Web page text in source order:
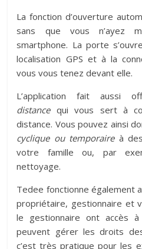
La fonction d’ouverture
sans que vous n’ayez
smartphone. La porte
localisation GPS et à la
vous vous tenez devant elle.
L’application fait aussi
distance qui vous sert à
distance. Vous pouvez ainsi
cyclique ou temporaire à
votre famille ou, par
nettoyage.
Tedee fonctionne également
propriétaire, gestionnaire et
le gestionnaire ont accès
peuvent gérer les droits
c’est très pratique pour les